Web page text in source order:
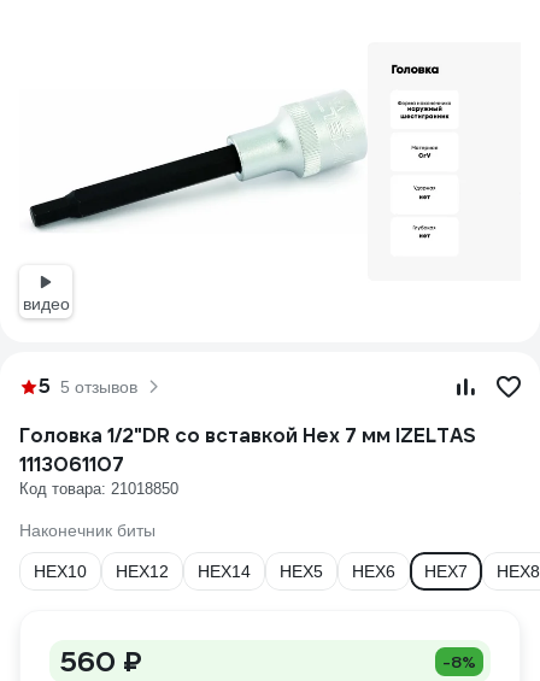
видео
5 5 отзывов
Головка 1/2"DR со вставкой Hex 7 мм IZELTAS
1113061107
Код товара: 21018850
Наконечник биты
HEX10 HEX12 HEX14 HEX5 HEX6 HEX7 HEX8
560 ₽ -8%